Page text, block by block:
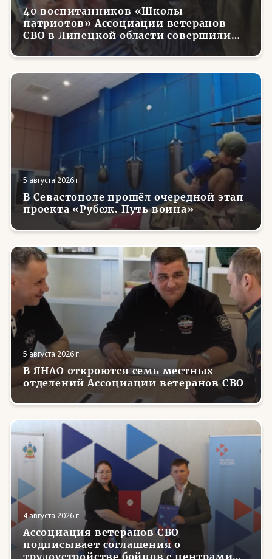
40 воспитанников «Школы
патриотов» Ассоциации ветеранов
СВО в Липецкой области совершили
первые парашютные прыжки
5 августа 2026 г.
В Севастополе прошёл очередной этап
проекта «Рубеж. Путь воина»
5 августа 2026 г.
В ЯНАО откроются семь местных
отделений Ассоциации ветеранов СВО
4 августа 2026 г.
Ассоциация ветеранов СВО
подписывает соглашения о
трудоустройстве бойцов с центрами